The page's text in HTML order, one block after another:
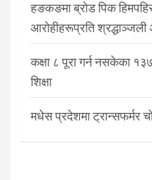
हङकङमा ब्रोड पिक
आरोहीहरूप्रति श्रद्धाञ्जली
कक्षा ८ पूरा गर्न नसकेका
शिक्षा
मधेस प्रदेशमा ट्रान्सफर्मर